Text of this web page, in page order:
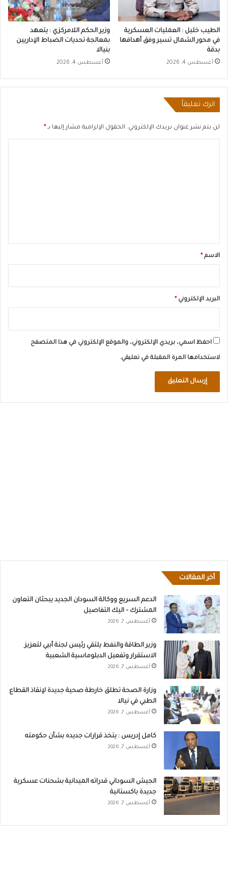
الطيب خليل : العمليات العسكرية
في محور الشمال تسير وفق أهدافها
بدقة
أغسطس 4, 2026
وزير الحكم اللامركزي : يتعهد
بمعالجة تحديات الضباط الإداريين
بنيالا
أغسطس 4, 2026
اترك تعليقاً
لن يتم نشر عنوان بريدك الإلكتروني. الحقول الإلزامية مشار إليها بـ *
*الاسم *
البريد الإلكتروني *
احفظ اسمي، بريدي الإلكتروني، والموقع الإلكتروني في هذا المتصفح
لاستخدامها المرة المقبلة في تعليقي.
أخر المقالات
الدعم السريع ووكالة السودان الجديد يبحثان التعاون
المشترك – اليك التفاصيل
أغسطس 7, 2026
وزير الطاقة والنفط يلتقي رئيس لجنة أبيي لتعزيز
الاستقرار وتفعيل الدبلوماسية الشعبية
أغسطس 7, 2026
وزارة الصحة تطلق خارطة صحية جديدة لإنقاذ القطاع
الطبي في نيالا
أغسطس 7, 2026
كامل إدريس : يتخذ قرارات جديده بشأن حكومته
أغسطس 7, 2026
الجيش السوداني قدراته الميدانية بشحنات عسكرية
جديدة باكستانية
أغسطس 7, 2026